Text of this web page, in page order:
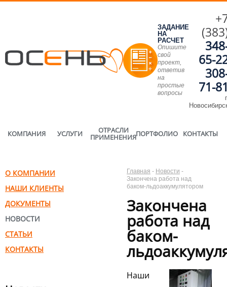
ЗАДАНИЕ
НА
РАСЧЕТ
Опишите
свой
проект,
ответив
на
простые
вопросы
65-
71-
КОМПАНИЯ УСЛУГИ ОТРАСЛИ
ПРИМЕНЕНИЯПОРТФОЛИО КОНТАКТЫ
О КОМПАНИИ
НАШИ КЛИЕНТЫ
ДОКУМЕНТЫ
НОВОСТИ
СТАТЬИ
КОНТАКТЫ
Главная - Новости -
Закончена работа над
баком-льдоаккумулятором
Закончена
работа над
баком-
Наши